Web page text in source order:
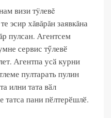
визи тÿлевĕ
эсир хăвăрăн заявкăна
пулсан. Агентсем
сервис тӳлевӗ
Агентпа усӑ курни
пултарать пулин
илни тата вӑл
пани пӗлтерӗшлӗ.